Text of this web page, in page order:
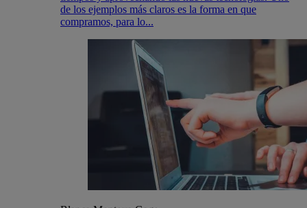
de los ejemplos más claros es la forma en que
compramos, para lo...